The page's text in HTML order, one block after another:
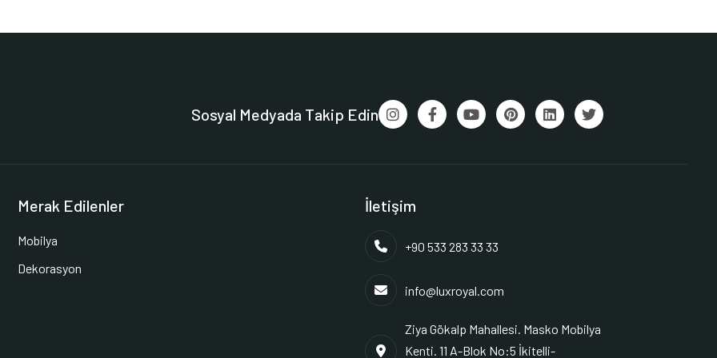
Sosyal Medyada Takip Edin
Merak Edilenler
Mobilya
Dekorasyon
İletişim
+90 533 283 33 33
info@luxroyal.com
Ziya Gökalp Mahallesi. Masko Mobilya
Kenti. 11 A-Blok No:5 İkitelli-